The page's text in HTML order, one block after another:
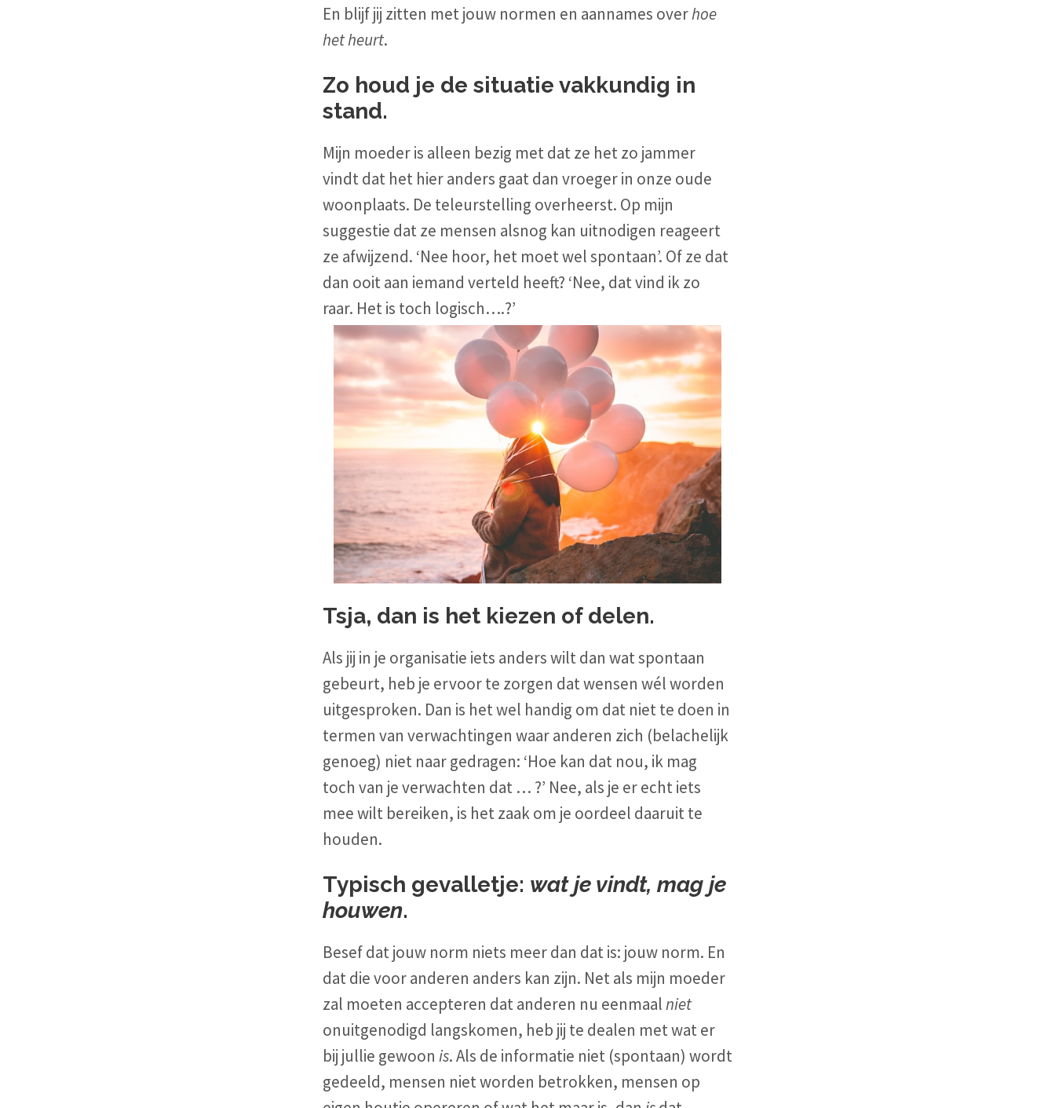
En blijf jij zitten met jouw normen en aannames overhoe
het heurt.
Zo houd je de situatie vakkundig in
stand.
Mijn moeder is alleen bezig met dat ze het zo jammer
vindt dat het hier anders gaat dan vroeger in onze oude
woonplaats. De teleurstelling overheerst. Op mijn
suggestie dat ze mensen alsnog kan uitnodigen reageert
ze afwijzend. ‘Nee hoor, het moet wel spontaan’. Of ze dat
dan ooit aan iemand verteld heeft? ‘Nee, dat vind ik zo
raar. Het is toch logisch….?’
Tsja, dan is het kiezen of delen.
Als jij in je organisatie iets anders wilt dan wat spontaan
gebeurt, heb je ervoor te zorgen dat wensen wél worden
uitgesproken. Dan is het wel handig om dat niet te doen in
termen van verwachtingen waar anderen zich (belachelijk
genoeg) niet naar gedragen: ‘Hoe kan dat nou, ik mag
toch van je verwachten dat … ?’ Nee, als je er echt iets
mee wilt bereiken, is het zaak om je oordeel daaruit te
houden.
Typisch gevalletje: wat je vindt, mag je
houwen.
Besef dat jouw norm niets meer dan dat is: jouw norm. En
dat die voor anderen anders kan zijn. Net als mijn moeder
zal moeten accepteren dat anderen nu eenmaalniet
onuitgenodigd langskomen, heb jij te dealen met wat er
bij jullie gewoon is.Als de informatie niet (spontaan) wordt
gedeeld, mensen niet worden betrokken, mensen op